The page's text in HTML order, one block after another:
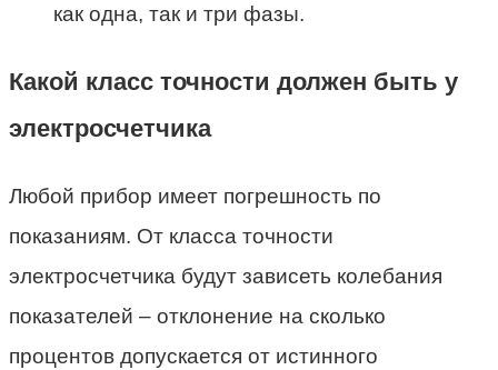
как одна, так и три фазы.
Какой класс точности должен быть у
электросчетчика
Любой прибор имеет погрешность по
показаниям. От класса точности
электросчетчика будут зависеть колебания
показателей – отклонение на сколько
процентов допускается от истинного